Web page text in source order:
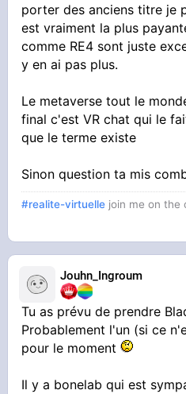
porter des anciens titre je
est vraiment la plus
comme RE4 sont juste
y en ai pas plus.
Le metaverse tout le
final c'est VR chat qui le
que le terme existe
Sinon question ta mis
#realite-virtuelle join me on the
Jouhn_Ingroum
Tu as prévu de prendre
Probablement l'un (si ce
pour le moment
Il y a bonelab qui est